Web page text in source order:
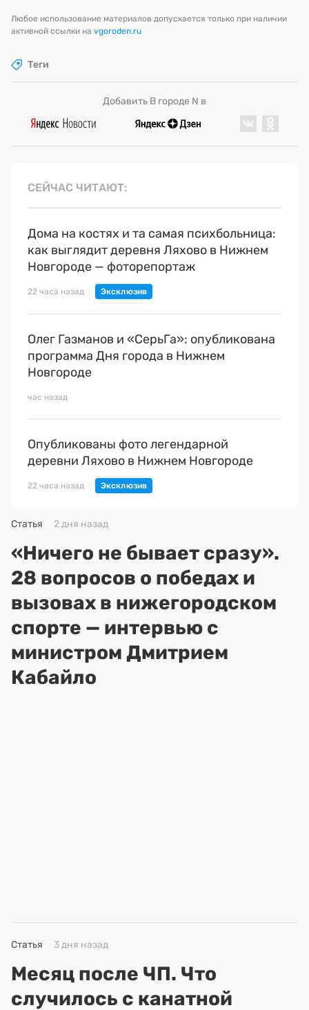
Любое использование материалов допускается только при наличии
активной ссылки на vgoroden.ru
Теги
Добавить В городе N в
СЕЙЧАС ЧИТАЮТ
Дома на костях и та самая психбольница:
как выглядит деревня Ляхово в Нижнем
Новгороде — фоторепортаж
22 часа назад
Олег Газманов и «СерьГа»: опубликована
программа Дня города в Нижнем
Новгороде
час назад
Опубликованы фото легендарной
деревни Ляхово в Нижнем Новгороде
22 часа назад
Статья 2 дня назад
«Ничего не бывает сразу».
28 вопросов о победах и
вызовах в нижегородском
спорте — интервью с
министром Дмитрием
Кабайло
Статья 3 дня назад
Месяц после ЧП. Что
случилось с канатной